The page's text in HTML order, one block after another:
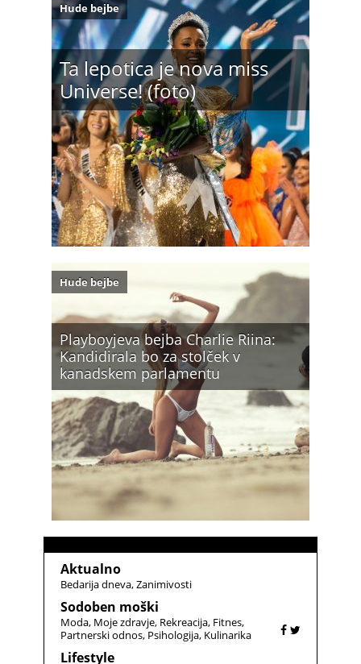
Ta lepotica je nova miss
Universe! (foto)
Hude bejbe
Playboyjeva bejba Charlie Riina:
Kandidirala bo za stolček v
kanadskem parlamentu
Hude bejbe
Aktualno
Bedarija dneva Zanimivosti
Sodoben moški
Moda Moje zdravje Rekreacija Fitnes
Partnerski odnos Psihologija Kulinarika
Lifestyle